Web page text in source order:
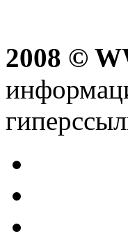
2008 ©